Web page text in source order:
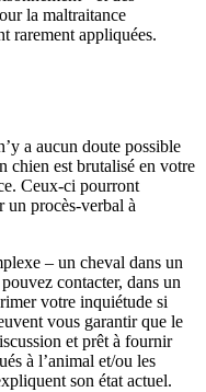
la maltraitance
rarement appliquées.
a aucun doute possible
chien est brutalisé en votre
Ceux-ci pourront
un procès-verbal à
– un cheval dans un
contacter, dans un
votre inquiétude si
vous garantir que le
et prêt à fournir
à l’animal et/ou les
son état actuel.